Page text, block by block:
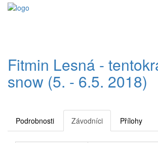
Fitmin Lesná -
snow (5. - 6.5. 2018)
Podrobnosti Závodníci Přílohy